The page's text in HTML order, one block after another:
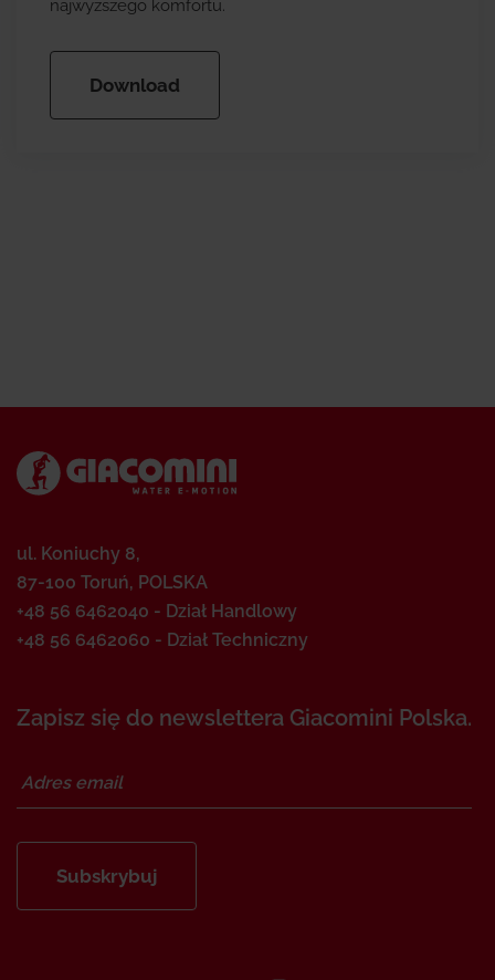
najwyższego komfortu.
Download
ul. Koniuchy 8,
87-100 Toruń, POLSKA
+48 56 6462040 - Dział Handlowy
+48 56 6462060 - Dział Techniczny
Zapisz się do newslettera Giacomini Polska.
Subskrybuj